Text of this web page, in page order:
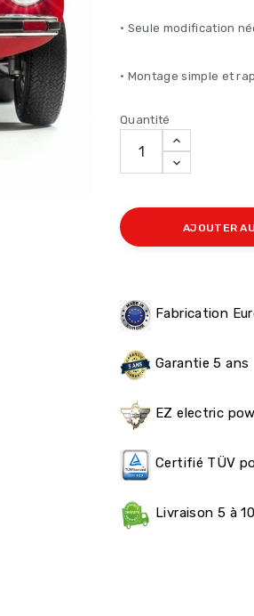
• Seule modification
• Montage simple et
Quantité
AJOUTER
Fabrication
Garantie 5 ans
EZ electric
Certifié TÜV
Livraison 5 à